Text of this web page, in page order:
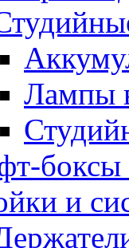
Лампы
боксы
и